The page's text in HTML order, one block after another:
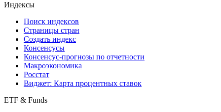
Индексы
Поиск индексов
Страницы стран
Создать индекс
Консенсусы
Консенсус-прогнозы по отчетности
Макроэкономика
Росстат
Виджет: Карта процентных ставок
ETF & Funds